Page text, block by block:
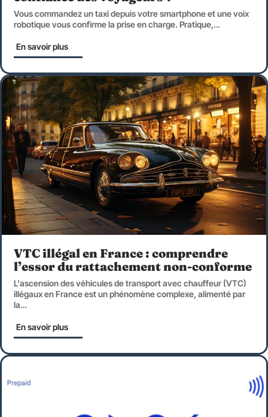
Vous commandez un taxi depuis votre smartphone et une voix
robotique vous confirme la prise en charge. Pratique,…
En savoir plus
VTC illégal en France : comprendre
l’essor du rattachement non-conforme
L'ascension des véhicules de transport avec chauffeur (VTC)
illégaux en France est un phénomène complexe, alimenté par
la…
En savoir plus